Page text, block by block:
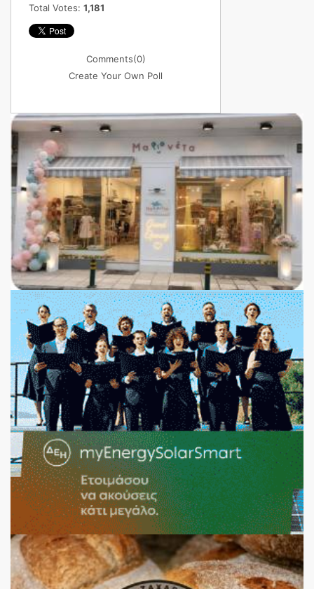
Total Votes: 1,181
Comments(0)
Create Your Own Poll